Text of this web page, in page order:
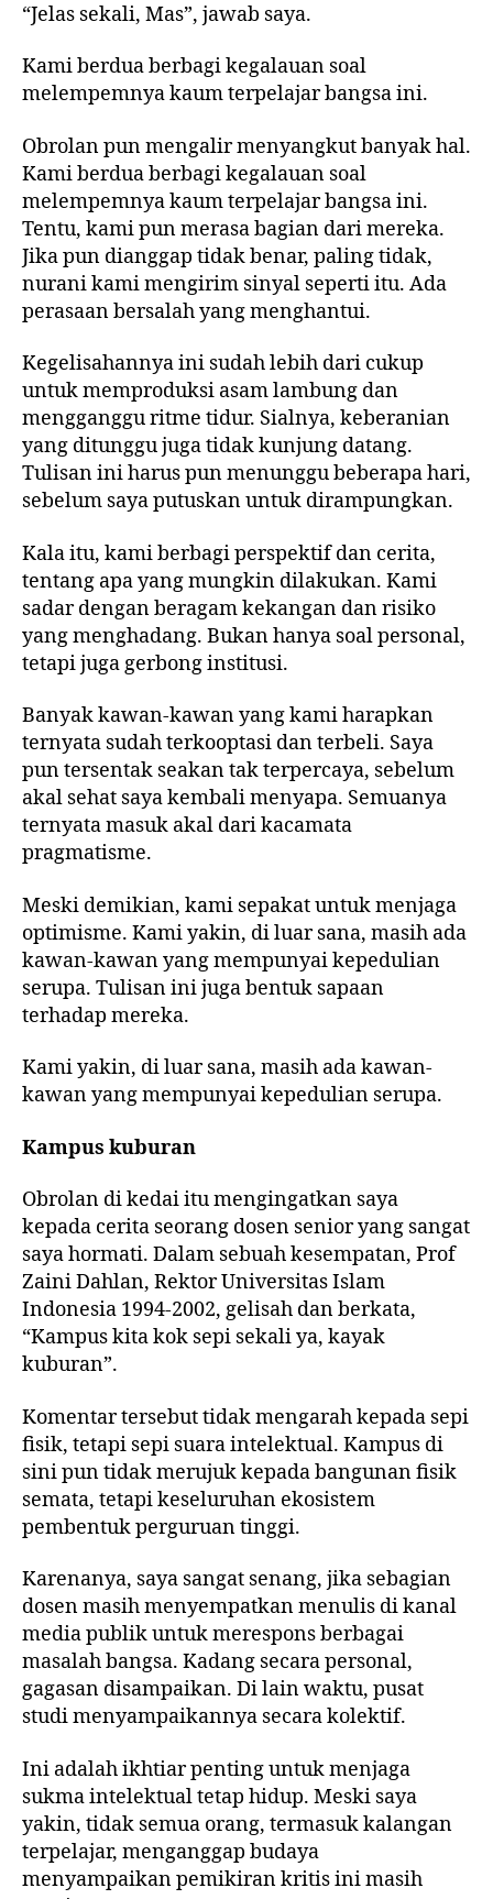
“Jelas sekali, Mas”, jawab saya.
Kami berdua berbagi kegalauan soal
melempemnya kaum terpelajar bangsa ini.
Obrolan pun mengalir menyangkut banyak hal.
Kami berdua berbagi kegalauan soal
melempemnya kaum terpelajar bangsa ini.
Tentu, kami pun merasa bagian dari mereka.
Jika pun dianggap tidak benar, paling tidak,
nurani kami mengirim sinyal seperti itu. Ada
perasaan bersalah yang menghantui.
Kegelisahannya ini sudah lebih dari cukup
untuk memproduksi asam lambung dan
mengganggu ritme tidur. Sialnya, keberanian
yang ditunggu juga tidak kunjung datang.
Tulisan ini harus pun menunggu beberapa hari,
sebelum saya putuskan untuk dirampungkan.
Kala itu, kami berbagi perspektif dan cerita,
tentang apa yang mungkin dilakukan. Kami
sadar dengan beragam kekangan dan risiko
yang menghadang. Bukan hanya soal personal,
tetapi juga gerbong institusi.
Banyak kawan-kawan yang kami harapkan
ternyata sudah terkooptasi dan terbeli. Saya
pun tersentak seakan tak terpercaya, sebelum
akal sehat saya kembali menyapa. Semuanya
ternyata masuk akal dari kacamata
pragmatisme.
Meski demikian, kami sepakat untuk menjaga
optimisme. Kami yakin, di luar sana, masih ada
kawan-kawan yang mempunyai kepedulian
serupa. Tulisan ini juga bentuk sapaan
terhadap mereka.
Kami yakin, di luar sana, masih ada kawan-
kawan yang mempunyai kepedulian serupa.
Kampus kuburan
Obrolan di kedai itu mengingatkan saya
kepada cerita seorang dosen senior yang sangat
saya hormati. Dalam sebuah kesempatan, Prof
Zaini Dahlan, Rektor Universitas Islam
Indonesia 1994-2002, gelisah dan berkata,
“Kampus kita kok sepi sekali ya, kayak
kuburan”.
Komentar tersebut tidak mengarah kepada sepi
fisik, tetapi sepi suara intelektual. Kampus di
sini pun tidak merujuk kepada bangunan fisik
semata, tetapi keseluruhan ekosistem
pembentuk perguruan tinggi.
Karenanya, saya sangat senang, jika sebagian
dosen masih menyempatkan menulis di kanal
media publik untuk merespons berbagai
masalah bangsa. Kadang secara personal,
gagasan disampaikan. Di lain waktu, pusat
studi menyampaikannya secara kolektif.
Ini adalah ikhtiar penting untuk menjaga
sukma intelektual tetap hidup. Meski saya
yakin, tidak semua orang, termasuk kalangan
terpelajar, menganggap budaya
menyampaikan pemikiran kritis ini masih